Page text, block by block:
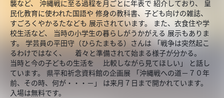
襲など、 沖縄戦に至る過程を月ごとに年表で 紹介しており、 皇
民化教育に使われた国語や 修身の教科書、子ども向けの雑誌、
すごろくやかるたなども 展示されています。 また、衣食住や学
校生活など、 当時の小学生の暮らしがうかがえる 展示もありま
す。 学芸員の平田守（ひらたまもる）さんは 「戦争は突然起こ
るわけではなく、 着々と準備されて始まる様子が分かる。
当時と今の子どもの生活を 比較しながら見てほしい」 と話し
ています。 県平和祈念資料館の企画展 「沖縄戦への道－７０年
前、その時、何が・・・－」 は来月７日まで開かれています。
入場は無料です。